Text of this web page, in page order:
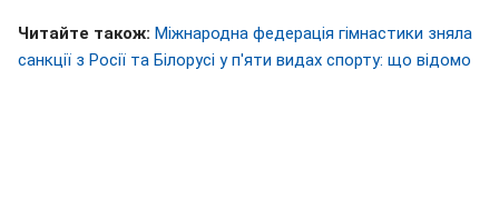
Читайте також: Міжнародна федерація гімнастики зняла
санкції з Росії та Білорусі у п'яти видах спорту: що відомо